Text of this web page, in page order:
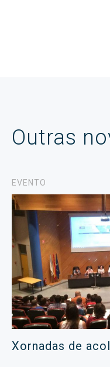
Outras
EVENTO
Xornadas de